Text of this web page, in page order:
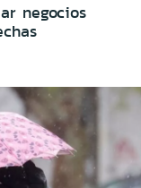
negocios